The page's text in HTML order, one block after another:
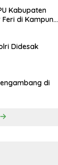
Kabupaten
di Kampung
Didesak
di